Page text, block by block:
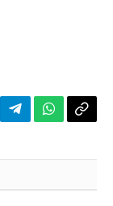
TelegramWhatsApp
Copy